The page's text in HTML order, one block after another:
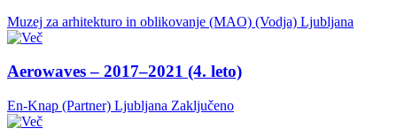
Muzej za arhitekturo in oblikovanje (MAO) (Vodja) Ljubljana
Aerowaves – 2017–2021 (4. leto)
En-Knap (Partner) Ljubljana Zaključeno